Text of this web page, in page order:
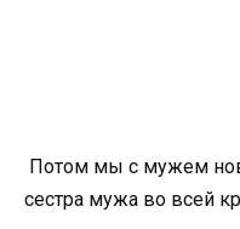
Потом мы с мужем
сестра мужа во всей